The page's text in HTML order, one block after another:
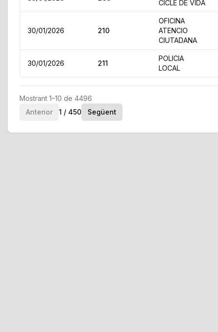
CICLE DE VIDA
30/01/2026 210
OFICINA
ATENCIO
CIUTADANA
30/01/2026 211
POLICIA
LOCAL
Mostrant 1–10 de 4496
Anterior
1 / 450 Següent